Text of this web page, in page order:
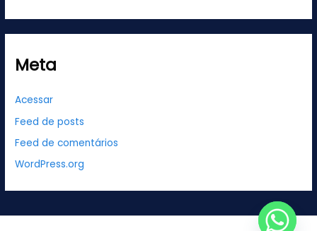
Meta
Acessar
Feed de posts
Feed de comentários
WordPress.org